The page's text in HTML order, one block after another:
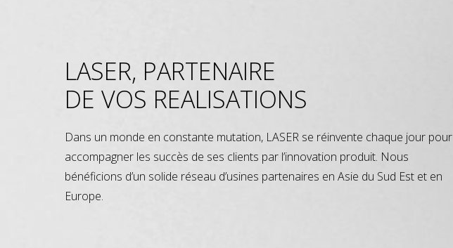
LASER, PARTENAIRE
DE VOS REALISATIONS
Dans un monde en constante mutation, LASER se réinvente chaque jour pour
accompagner les succès de ses clients par l’innovation produit. Nous
bénéficions d’un solide réseau d’usines partenaires en Asie du Sud Est et en
Europe.